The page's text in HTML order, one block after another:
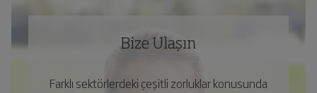
Bize Ulaşın
Farklı sektörlerdeki çeşitli zorluklar konusunda